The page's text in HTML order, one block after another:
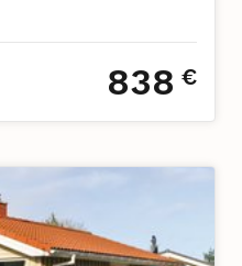
838 €